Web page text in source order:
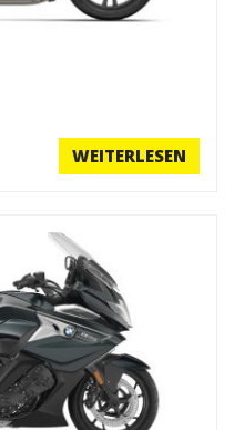
WEITERLESEN